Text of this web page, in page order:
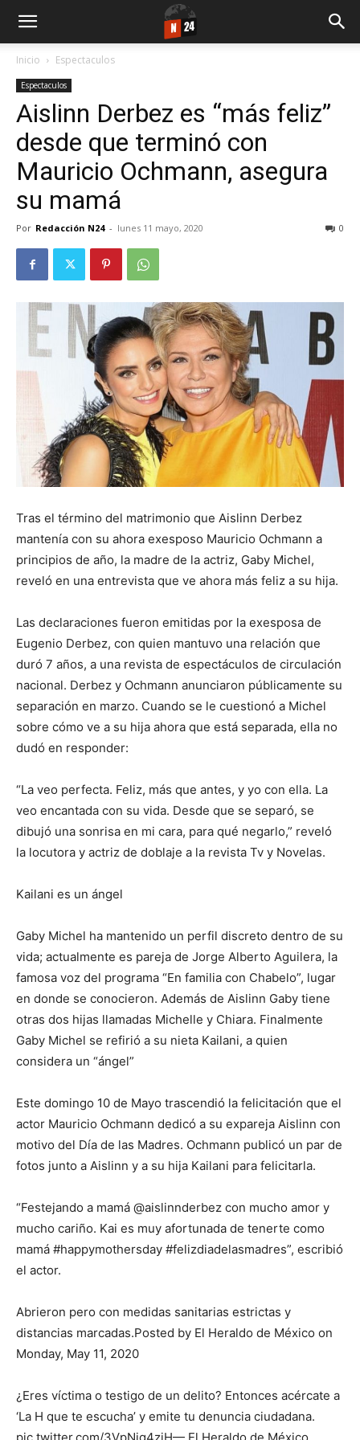
Inicio Espectaculos
Espectaculos
Aislinn Derbez es “más feliz”
desde que terminó con
Mauricio Ochmann, asegura
su mamá
Por Redacción N24 - lunes 11 mayo, 2020 0
Tras el término del matrimonio que Aislinn Derbez
mantenía con su ahora exesposo Mauricio Ochmann a
principios de año, la madre de la actriz, Gaby Michel,
reveló en una entrevista que ve ahora más feliz a su hija.
Las declaraciones fueron emitidas por la exesposa de
Eugenio Derbez, con quien mantuvo una relación que
duró 7 años, a una revista de espectáculos de circulación
nacional. Derbez y Ochmann anunciaron públicamente su
separación en marzo. Cuando se le cuestionó a Michel
sobre cómo ve a su hija ahora que está separada, ella no
dudó en responder:
“La veo perfecta. Feliz, más que antes, y yo con ella. La
veo encantada con su vida. Desde que se separó, se
dibujó una sonrisa en mi cara, para qué negarlo,” reveló
la locutora y actriz de doblaje a la revista Tv y Novelas.
Kailani es un ángel
Gaby Michel ha mantenido un perfil discreto dentro de su
vida; actualmente es pareja de Jorge Alberto Aguilera, la
famosa voz del programa “En familia con Chabelo”, lugar
en donde se conocieron. Además de Aislinn Gaby tiene
otras dos hijas llamadas Michelle y Chiara. Finalmente
Gaby Michel se refirió a su nieta Kailani, a quien
considera un “ángel”
Este domingo 10 de Mayo trascendió la felicitación que el
actor Mauricio Ochmann dedicó a su expareja Aislinn con
motivo del Día de las Madres. Ochmann publicó un par de
fotos junto a Aislinn y a su hija Kailani para felicitarla.
“Festejando a mamá @aislinnderbez con mucho amor y
mucho cariño. Kai es muy afortunada de tenerte como
mamá #happymothersday #felizdiadelasmadres”, escribió
el actor.
Abrieron pero con medidas sanitarias estrictas y
distancias marcadas.Posted by El Heraldo de México on
Monday, May 11, 2020
¿Eres víctima o testigo de un delito? Entonces acércate a
‘La H que te escucha’ y emite tu denuncia ciudadana.